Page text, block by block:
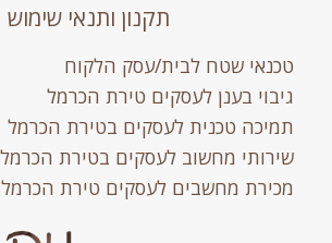
תקנון ותנאי שימוש
טכנאי שטח לבית/עסק הלקוח
גיבוי בענן לעסקים טירת הכרמל
תמיכה טכנית לעסקים בטירת הכרמל
שירותי מחשוב לעסקים בטירת הכרמל
מכירת מחשבים לעסקים טירת הכרמל